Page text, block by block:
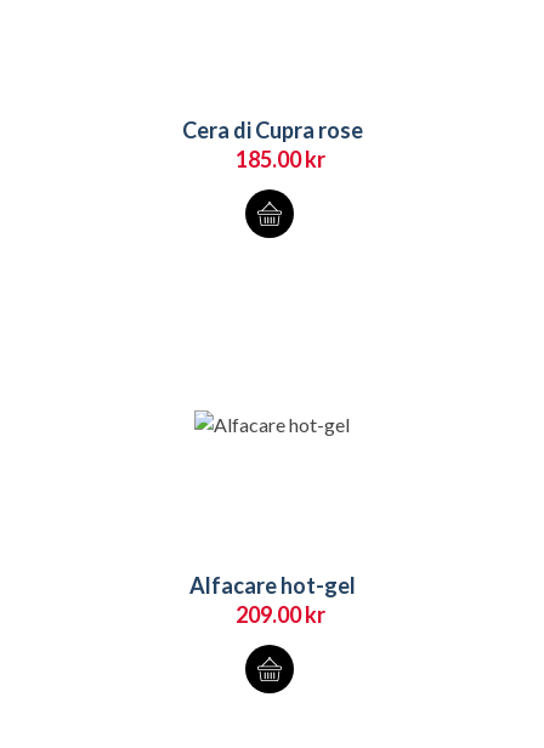
Cera di Cupra rose
185.00kr
Alfacare hot-gel
209.00kr